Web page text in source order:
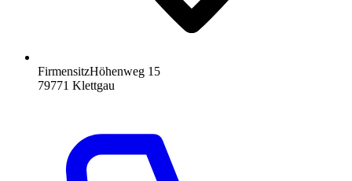
FirmensitzHöhenweg 15
79771 Klettgau